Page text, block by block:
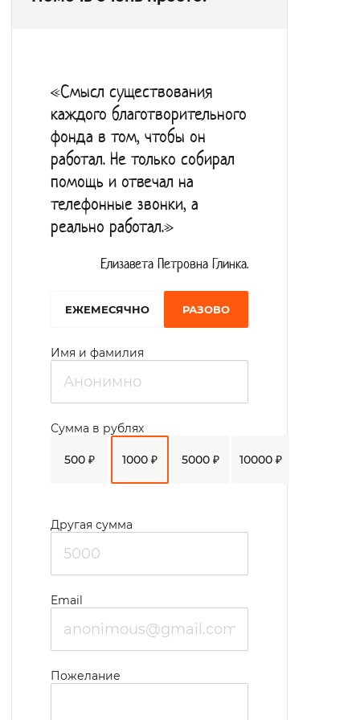
профессиональных навыков путем
вовлечения подопечных в трудовую
терапию. В свободное время получатели
социальных услуг занимаются активными
видами спорта на спортивной площадке,
играют в настольные игры, участвуют в
культурной жизни интерната. Занимают
региона.
«Смысл существования
каждого благотворительного
фонда в том, чтобы он
работал. Не только собирал
помощь и отвечал на
телефонные звонки, а
реально работал.»
Елизавета Петровна Глинка.
EЖЕМЕСЯЧНО РАЗОВО
Имя и фамилия
500 ₽ 1000 ₽ 5000 ₽ 10000 ₽
Сумма в рублях
Другая сумма
Email
Пожелание